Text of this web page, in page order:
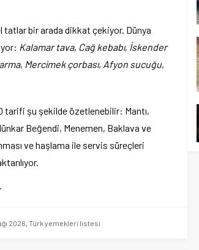
tatlar bir arada dikkat çekiyor. Dünya
Kalamar tava, Cağ kebabı, İskender
, Mercimek çorbası, Afyon sucuğu,
tarifi şu şekilde özetlenebilir: Mantı,
Beğendi, Menemen, Baklava ve
ve haşlama ile servis süreçleri
2026, Türk yemekleri listesi